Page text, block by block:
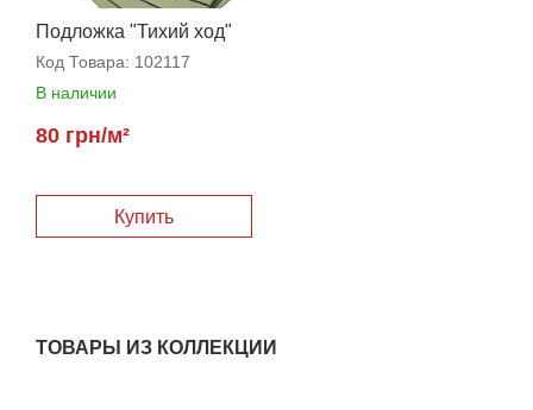
Подложка "Тихий ход"
3,5 мм
Код Товара: 102117
В наличии
80 грн/м²
Купить
ТОВАРЫ ИЗ КОЛЛЕКЦИИ